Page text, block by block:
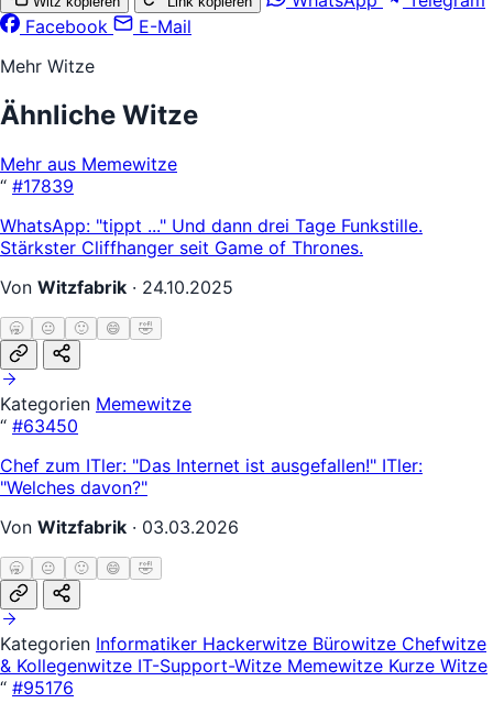
Facebook
E-Mail
Mehr Witze
Ähnliche Witze
Mehr aus Memewitze
“ #17839
WhatsApp: "tippt ..." Und dann drei Tage Funkstille.
Stärkster Cliffhanger seit Game of Thrones.
Von Witzfabrik · 24.10.2025
🥱 😐 🙂 😄 🤣
Kategorien Memewitze
“ #63450
Chef zum ITler: "Das Internet ist ausgefallen!" ITler:
"Welches davon?"
Von Witzfabrik · 03.03.2026
🥱 😐 🙂 😄 🤣
Kategorien Informatiker Hackerwitze Bürowitze Chefwitze
& Kollegenwitze IT-Support-Witze Memewitze Kurze Witze
“ #95176